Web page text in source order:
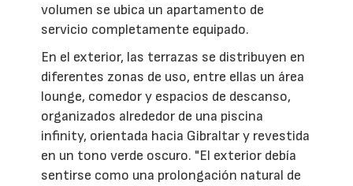
volumen se ubica un apartamento de
servicio completamente equipado.
En el exterior, las terrazas se distribuyen en
diferentes zonas de uso, entre ellas un área
lounge, comedor y espacios de descanso,
organizados alrededor de una piscina
infinity, orientada hacia Gibraltar y revestida
en un tono verde oscuro. "El exterior debía
sentirse como una prolongación natural de